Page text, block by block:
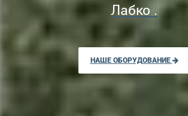
Лабко .
НАШЕ ОБОРУДОВАНИЕ